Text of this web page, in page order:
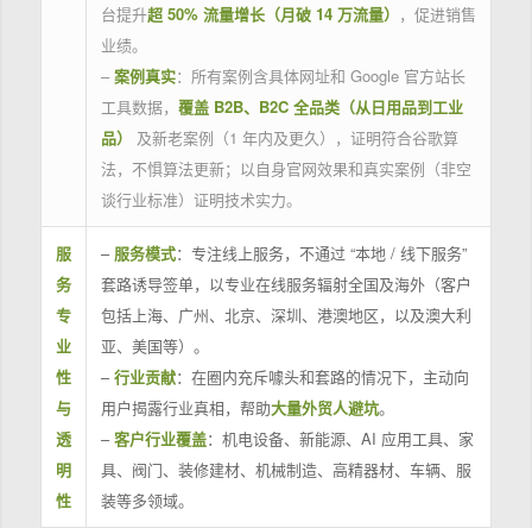
台提升超 50% 流量增长（月破 14 万流量） ，促进销售
业绩。
– 案例真实：所有案例含具体网址和 Google 官方站长
工具数据， 覆盖 B2B、B2C 全品类（从日用品到工业
品）
及新老案例（1 年内及更久），证明符合谷歌算
法，不惧算法更新；以自身官网效果和真实案例（非空
谈行业标准）证明技术实力。
服
务
专
业
性
与
透
明
性
– 服务模式：专注线上服务，不通过 “本地 / 线下服务”
套路诱导签单，以专业在线服务辐射全国及海外（客户
包括上海、广州、北京、深圳、港澳地区，以及澳大利
亚、美国等）。
–行业贡献：在圈内充斥噱头和套路的情况下，主动向
用户揭露行业真相，帮助大量外贸人避坑。
–客户行业覆盖：机电设备、新能源、AI 应用工具、家
具、阀门、装修建材、机械制造、高精器材、车辆、服
装等多领域。